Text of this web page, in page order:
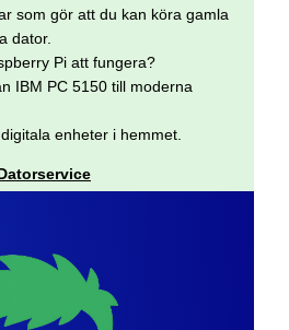
som gör att du kan köra gamla
dator.
Pi att fungera?
IBM PC 5150 till moderna
enheter i hemmet.